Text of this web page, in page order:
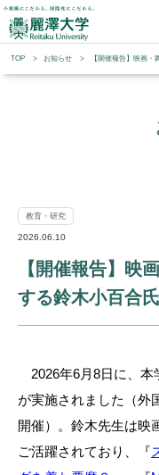
TOP お知らせ 【開催報告】映画
教育・研究
2026.06.10
【開催報告】映
する鈴木小百合
2026年6月8日に、本
が実施されました（外
開催）。鈴木先生は映
ご活躍されており、『